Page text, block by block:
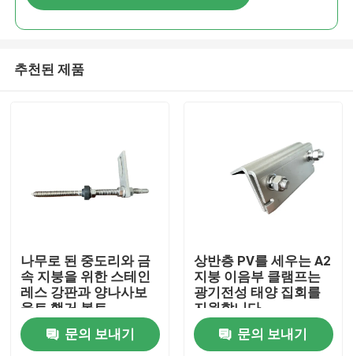
추천된 제품
나무로 된 중도리와 금
속 지붕을 위한 스테인
레스 강판과 양나사보
울트 행거 볼트
문의 보내기
상반층 PV를 세우는 A2
지붕 이음부 클램프는
광기전성 태양 집회를
지원합니다
문의 보내기